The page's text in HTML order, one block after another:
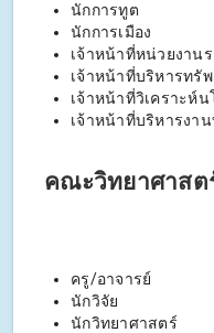
นักการทูต
นักการเมือง
เจ้าหน้าที่หน่วยงาน
เจ้าหน้าที่บริหารทรั
เจ้าหน้าที่วิเคราะห์
เจ้าหน้าที่บริหารงา
คณะวิทยาศาสต
ครู/อาจารย์
นักวิจัย
นักวิทยาศาสตร์